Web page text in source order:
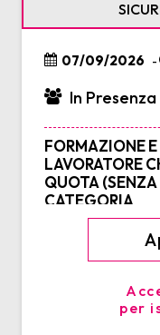
07/09/2026 -
In Presenza
FORMAZIONE
LAVORATORE
QUOTA
CATEGORIA
per